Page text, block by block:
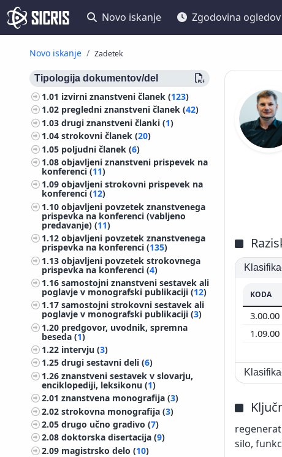
Novo iskanje Zgodovina ogledov
Novo iskanje Zadetek
Tipologija dokumentov/del
1.01 izvirni znanstveni članek (123)
1.02 pregledni znanstveni članek (42)
1.03drugi znanstveni članki (1)
1.04strokovni članek (20)
1.05 poljudni članek (6)
1.08objavljeni znanstveni prispevek na
konferenci (11)
1.09objavljeni strokovni prispevek na
konferenci (12)
1.10objavljeni povzetek znanstvenega
prispevka na konferenci (vabljeno
predavanje) (11)
1.12objavljeni povzetek znanstvenega
prispevka na konferenci (135)
1.13objavljeni povzetek strokovnega
prispevka na konferenci (4)
1.16samostojni znanstveni sestavek ali
poglavje v monografski publikaciji (12)
1.17samostojni strokovni sestavek ali
poglavje v monografski publikaciji (3)
1.20 predgovor, uvodnik, spremna
beseda (1)
1.22 intervju (3)
1.25drugi sestavni deli (6)
1.26znanstveni sestavek v slovarju,
enciklopediji, leksikonu (1)
2.01znanstvena monografija (3)
2.02strokovna monografija (3)
2.05drugo učno gradivo (7)
2.08doktorska disertacija (9)
2.09 magistrsko delo (10)
KODA
3.00.00
1.09.00
silo,